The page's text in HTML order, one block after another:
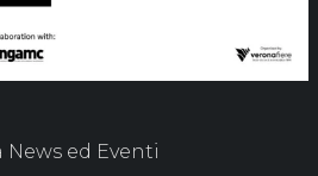
News ed Eventi